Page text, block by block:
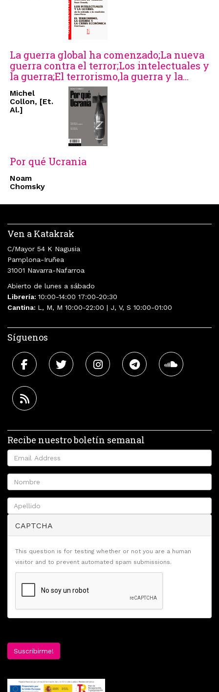
La guerra global ha comenzado;La nueva
guerra contra el terror;Los intelectuales y
la guerra;El terrorismo,la guerra y la...
Michel
Collon, [Et.
Al.]
Por qué Ucrania
Noam
Chomsky
Ven a Katakrak
C/Mayor 54 K Nagusia
Pamplona-Iruñea
31001 Navarra-Nafarroa
Abierto de lunes a sábado
Librería: 10:00-14:00 17:00-20:30
Cantina: L, M, M 10:00-22:00 | J, V, S 10:00-01:00
Síguenos
Recibe nuestro boletín semanal
CAPTCHA
This question is for testing whether or not you are a human
visitor and to prevent automated spam submissions.
Suscribirme!